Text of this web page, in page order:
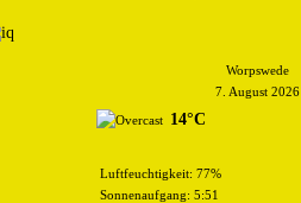
Worpswede
7. August 2026
14°C
Luftfeuchtigkeit: 77%
Sonnenaufgang: 5:51